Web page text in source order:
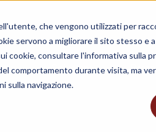
che vengono utilizzati per
servono a migliorare il sito stesso e
cookie, consultare l'informativa sulla
comportamento durante visita, ma
sulla navigazione.
Soluzioni